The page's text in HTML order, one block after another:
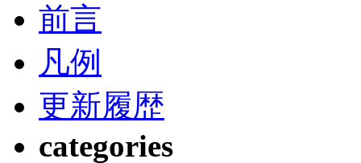
前言
凡例
更新履歴
categories